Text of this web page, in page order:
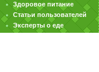
Здоровое питание
Статьи пользователей
Эксперты о еде